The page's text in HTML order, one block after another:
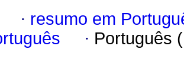
· resumo em
· Português